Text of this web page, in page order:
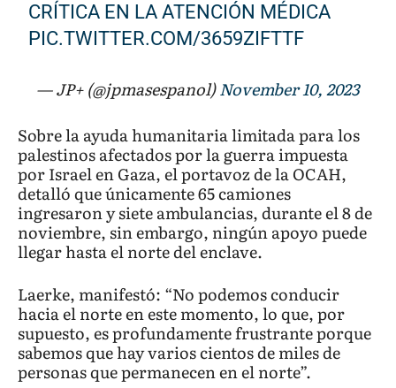
CRÍTICA EN LA ATENCIÓN MÉDICA
PIC.TWITTER.COM/3659ZIFTTF
— JP+ (@jpmasespanol)November 10, 2023
Sobre la ayuda humanitaria limitada para los
palestinos afectados por la guerra impuesta
por Israel en Gaza, el portavoz de la OCAH,
detalló que únicamente 65 camiones
ingresaron y siete ambulancias, durante el 8 de
noviembre, sin embargo, ningún apoyo puede
llegar hasta el norte del enclave.
Laerke, manifestó: “No podemos conducir
hacia el norte en este momento, lo que, por
supuesto, es profundamente frustrante porque
sabemos que hay varios cientos de miles de
personas que permanecen en el norte”.